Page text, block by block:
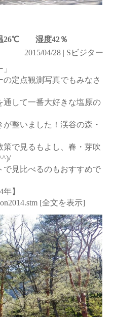
湿度42％
2015/04/28 | Sビジター
定点観測写真でもみなさ
通して一番大好きな塩原の
整いました！渓谷の森・
で見るもよし、春・芽吹
で見比べるのもおすすめで
】
[全文を表示]